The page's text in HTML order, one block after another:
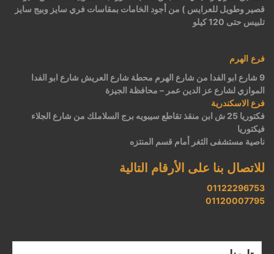
قصير وطويل للعرايس ) من أجود الخامات بمقاسات فري سايز وبيج سايز
تلبيس حتى 120 كيلو
فرع الهرم
9 شارع ابو الفدا من شارع الهرم محطة شارع العريش شارع ابو الفدا
الموازي لشارع عز الدين عمر – محافظة الجيزة
فرع الاسكندرية
فكتوريا 25 ش ابن منقذ تقاطع سيبويه برج السلاملك من شارع الجلاء
فيكتوريا
ناصية مستشفى الثغر أمام قسم المنتزه
للاتصال بنا على الأرقام التالية
01122296753
01120007795